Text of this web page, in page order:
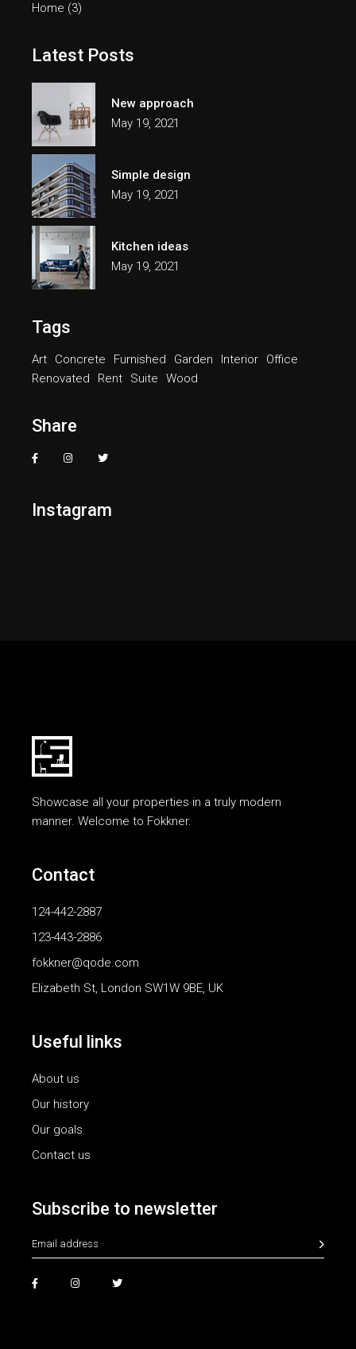
Home (3)
Latest Posts
New approach
May 19, 2021
Simple design
May 19, 2021
Kitchen ideas
May 19, 2021
Tags
Art Concrete Furnished Garden Interior
Office
Renovated
Rent Suite Wood
Share
Instagram
Showcase all your properties in a truly modern
manner. Welcome to Fokkner.
Contact
124-442-2887
123-443-2886
fokkner@qode.com
Elizabeth St, London SW1W 9BE, UK
Useful links
About us
Our history
Our goals
Contact us
Subscribe to newsletter